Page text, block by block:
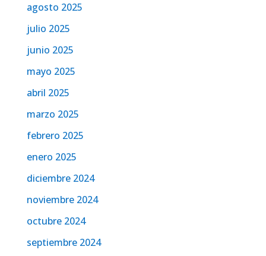
agosto 2025
julio 2025
junio 2025
mayo 2025
abril 2025
marzo 2025
febrero 2025
enero 2025
diciembre 2024
noviembre 2024
octubre 2024
septiembre 2024